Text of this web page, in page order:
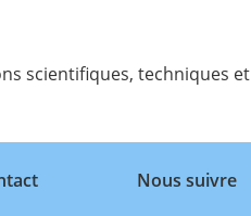
scientifiques, techniques et
Nous suivre